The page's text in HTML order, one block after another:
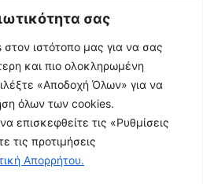
σας
ιστότοπο μας για να σας
και πιο ολοκληρωμένη
«Αποδοχή Όλων» για να
όλων των cookies.
επισκεφθείτε τις «Ρυθμίσεις
τις προτιμήσεις
Απορρήτου.
Μ.Η.Τ. 242044
ΜΑΣ